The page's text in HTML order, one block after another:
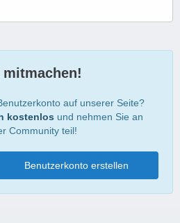
auf unserer Seite?
kostenlos und nehmen Sie an
Community teil!
Benutzerkonto erstellen